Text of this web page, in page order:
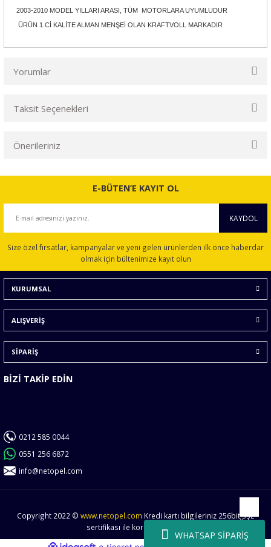
WHATSAP SİPARİŞ
2003-2010 MODEL YILLARI ARASI, TÜM MOTORLARA UYUMLUDUR
ÜRÜN 1.Cİ KALİTE ALMAN MENŞEİ OLAN KRAFTVOLL MARKADIR
Yorumlar
Taksit Seçenekleri
Önerileriniz
Bu ürünün fiyat bilgisi, resim, ürün açıklamalarında ve diğer
konularda yetersiz gördüğünüz noktaları öneri formunu
Ürün açıklamasında eksik bilgiler bulunuyor.
Ürün bilgilerinde hatalar bulunuyor.
Ürün fiyatı diğer sitelerden daha pahalı.
Bu ürüne benzer farklı alternatifler olmalı.
E-BÜTEN’E KAYIT OL
KAYDOL
Size özel fırsatlar, kampanyalar ve yeni gelen ürünlerden ilk önce haberdar
olmak için bültenimize kayıt olun
KURUMSAL
ALIŞVERİŞ
SİPARİŞ
BİZİ TAKİP EDİN
0212 585 0044
0551 256 6872
info@netopel.com
Copyright 2022 © www.netopel.com Kredi kartı bilgileriniz 256bit SSL
sertifikası ile korunmaktadır.
Yukarı